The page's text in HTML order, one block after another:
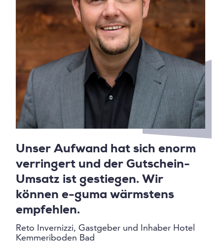
Unser Aufwand hat sich enorm
verringert und der Gutschein-
Umsatz ist gestiegen. Wir
können e-guma wärmstens
empfehlen.
Reto Invernizzi, Gastgeber und Inhaber Hotel
Kemmeriboden Bad